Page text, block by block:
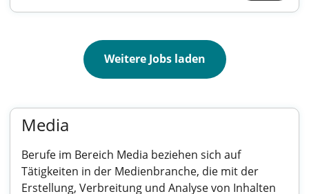
Weitere Jobs laden
Media
Berufe im Bereich Media beziehen sich auf
Tätigkeiten in der Medienbranche, die mit der
Erstellung, Verbreitung und Analyse von Inhalten